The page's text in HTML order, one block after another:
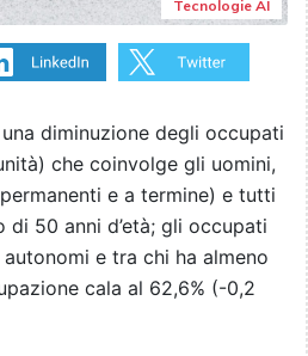
Tecnologie AI
diminuzione degli occupati
che coinvolge gli uomini,
e a termine) e tutti
di 50 anni d’età; gli occupati
e tra chi ha almeno
cala al 62,6% (-0,2